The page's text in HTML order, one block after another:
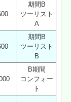
期間B
ツーリスト
A
期間B
ツーリスト
B
B期間
コンフォー
ト